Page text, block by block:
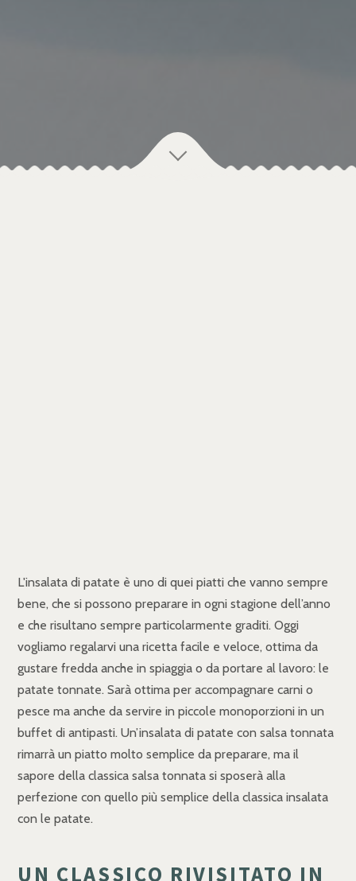
L'insalata di patate è uno di quei piatti che vanno sempre
bene, che si possono preparare in ogni stagione dell’anno
e che risultano sempre particolarmente graditi. Oggi
vogliamo regalarvi una ricetta facile e veloce, ottima da
gustare fredda anche in spiaggia o da portare al lavoro: le
patate tonnate. Sarà ottima per accompagnare carni o
pesce ma anche da servire in piccole monoporzioni in un
buffet di antipasti. Un’insalata di patate con salsa tonnata
rimarrà un piatto molto semplice da preparare, ma il
sapore della classica salsa tonnata si sposerà alla
perfezione con quello più semplice della classica insalata
con le patate.
UN CLASSICO RIVISITATO IN